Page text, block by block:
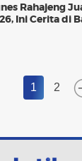
Rahajeng
Ini Cerita di
1 2